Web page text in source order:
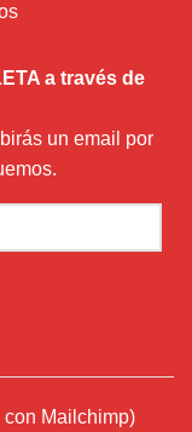
a través de
un email por
Mailchimp)